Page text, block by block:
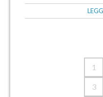
1
3